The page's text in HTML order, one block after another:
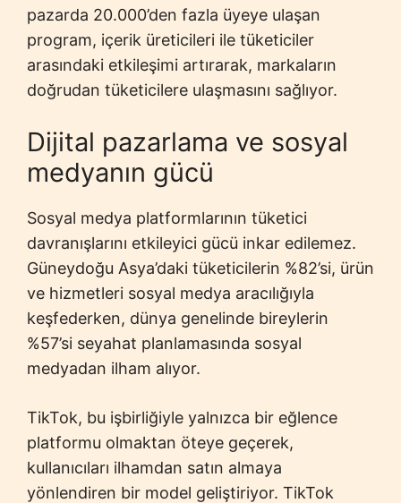
pazarda 20.000’den fazla üyeye ulaşan
program, içerik üreticileri ile tüketiciler
arasındaki etkileşimi artırarak, markaların
doğrudan tüketicilere ulaşmasını sağlıyor.
Dijital pazarlama ve sosyal
medyanın gücü
Sosyal medya platformlarının tüketici
davranışlarını etkileyici gücü inkar edilemez.
Güneydoğu Asya’daki tüketicilerin %82’si, ürün
ve hizmetleri sosyal medya aracılığıyla
keşfederken, dünya genelinde bireylerin
%57’si seyahat planlamasında sosyal
medyadan ilham alıyor.
TikTok, bu işbirliğiyle yalnızca bir eğlence
platformu olmaktan öteye geçerek,
kullanıcıları ilhamdan satın almaya
yönlendiren bir model geliştiriyor. TikTok